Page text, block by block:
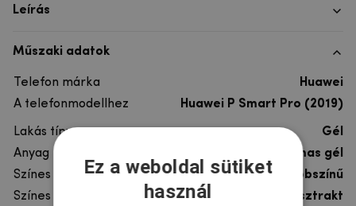
Leírás
Műszaki adatok
Telefon márka
Huawei
A telefonmodellhez
Huawei P Smart Pro (2019)
Lakás típusa
Gél
Anyag
rugalmas gél
Színes
többszínű
Színes motívum
Absztrakt
Ez a weboldal sütiket
használ